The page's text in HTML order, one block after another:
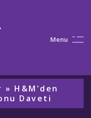
Menu
» H&M'den
Daveti